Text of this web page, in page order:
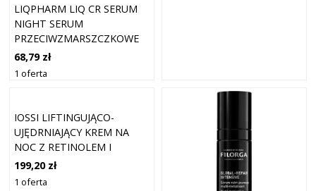
LIQPHARM LIQ CR SERUM
NIGHT SERUM
PRZECIWZMARSZCZKOWE
30 ML
68,79 zł
1 oferta
IOSSI LIFTINGUJĄCO-
UJĘDRNIAJĄCY KREM NA
NOC Z RETINOLEM I
PEPTYDAMI KREMY
PRZECIWZMARSZCZKOWE
199,20 zł
1 oferta